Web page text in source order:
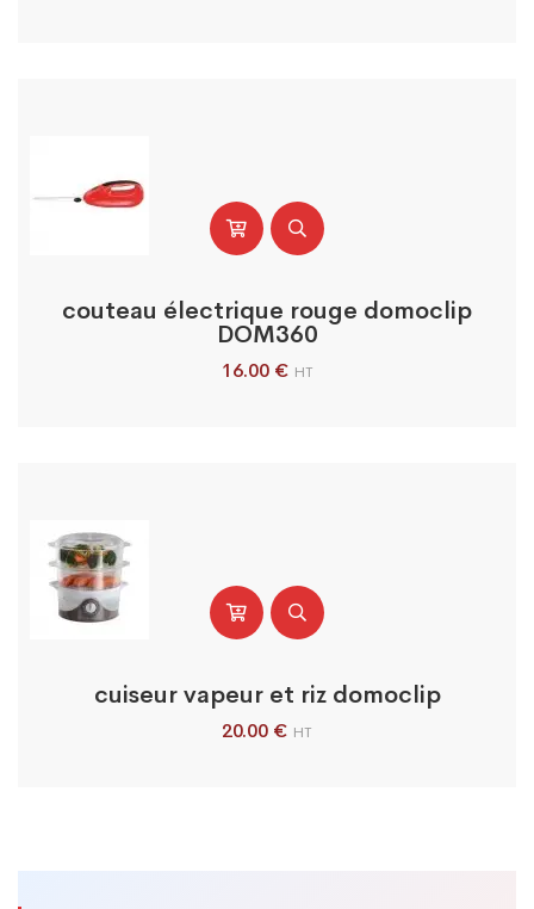
couteau électrique rouge domoclip
DOM360
16.00 € HT
cuiseur vapeur et riz domoclip
20.00 € HT